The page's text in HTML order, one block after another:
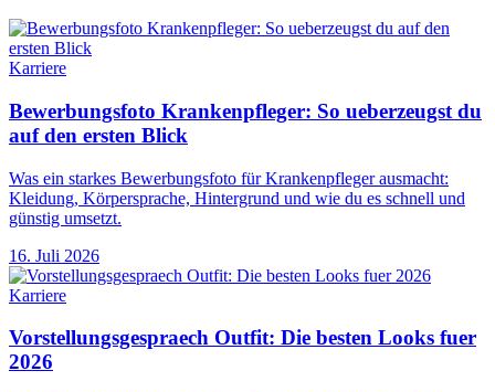
Karriere
Bewerbungsfoto Krankenpfleger: So ueberzeugst du
auf den ersten Blick
Was ein starkes Bewerbungsfoto für Krankenpfleger ausmacht:
Kleidung, Körpersprache, Hintergrund und wie du es schnell und
günstig umsetzt.
16. Juli 2026
Karriere
Vorstellungsgespraech Outfit: Die besten Looks fuer
2026